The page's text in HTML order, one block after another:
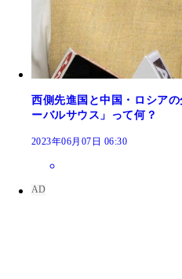
西側先進国と中国・ロシア
ーバルサウス」って何？
2023年06月07日 06:30